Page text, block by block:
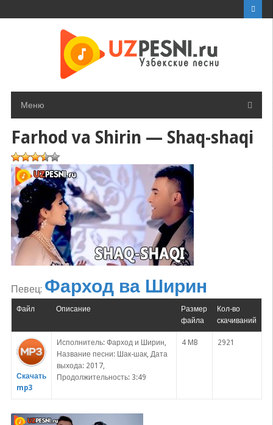
Меню
Farhod va Shirin — Shaq-shaqi
Певец: Фарход ва Ширин
Файл Описание
Размер
файла
Кол-во
скачиваний
Скачать
mp3
Исполнитель: Фарход и Ширин,
Название песни: Шак-шак, Дата
выхода: 2017,
Продолжительность: 3:49
4 MB 2921